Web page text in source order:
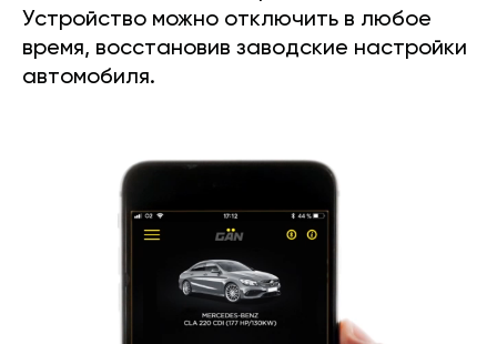
Устройство можно отключить в любое
время, восстановив заводские настройки
автомобиля.